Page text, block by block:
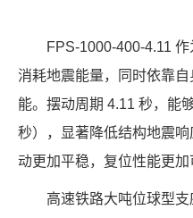
FPS-1000-400-4.11
消耗地震能量，同时依靠
能。摆动周期 4.11 秒，能
秒），显著降低结构地震
动更加平稳，复位性能更加
高速铁路大吨位球型